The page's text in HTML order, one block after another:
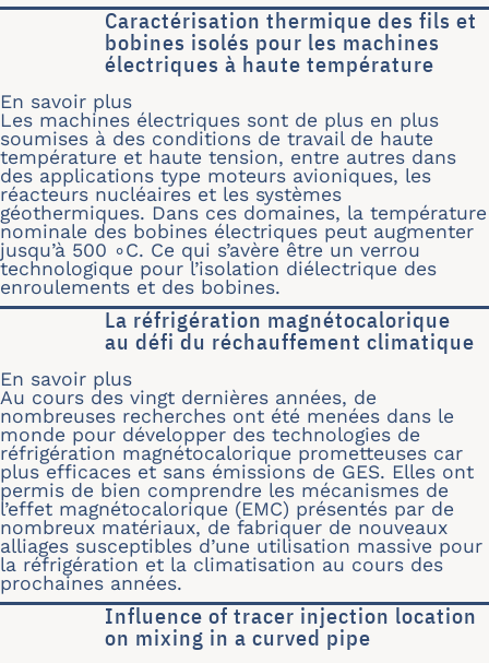
Caractérisation thermique des fils et
bobines isolés pour les machines
électriques à haute température
En savoir plus
Les machines électriques sont de plus en plus
soumises à des conditions de travail de haute
température et haute tension, entre autres dans
des applications type moteurs avioniques, les
réacteurs nucléaires et les systèmes
géothermiques. Dans ces domaines, la température
nominale des bobines électriques peut augmenter
jusqu’à 500 ∘C. Ce qui s’avère être un verrou
technologique pour l’isolation diélectrique des
enroulements et des bobines.
La réfrigération magnétocalorique
au défi du réchauffement climatique
En savoir plus
Au cours des vingt dernières années, de
nombreuses recherches ont été menées dans le
monde pour développer des technologies de
réfrigération magnétocalorique prometteuses car
plus efficaces et sans émissions de GES. Elles ont
permis de bien comprendre les mécanismes de
l’effet magnétocalorique (EMC) présentés par de
nombreux matériaux, de fabriquer de nouveaux
alliages susceptibles d’une utilisation massive pour
la réfrigération et la climatisation au cours des
prochaines années.
Influence of tracer injection location
on mixing in a curved pipe